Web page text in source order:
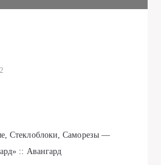
Стеклоблоки, Саморезы —
:: Авангард